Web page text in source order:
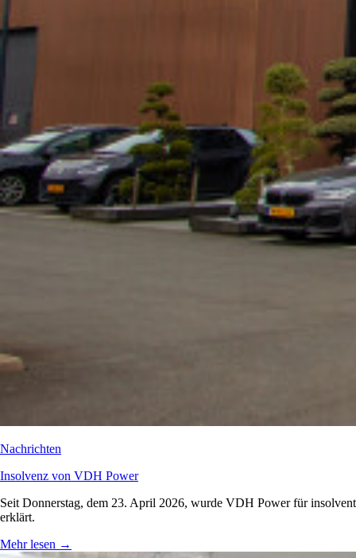
Nachrichten
Insolvenz von VDH Power
Seit Donnerstag, dem 23. April 2026, wurde VDH Power für insolvent
erklärt.
Mehr lesen →